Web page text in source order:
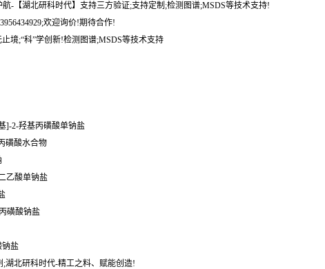
航-【湖北研科时代】支持三方验证;支持定制;检测图谱;MSDS等技术支持!
欢迎询价!期待合作!
境;“科”学创新!检测图谱;MSDS等技术支持
]-2-羟基丙磺酸单钠盐
磺酸水合物
乙酸单钠盐
磺酸钠盐
钠盐
湖北研科时代-精工之料、赋能创造!